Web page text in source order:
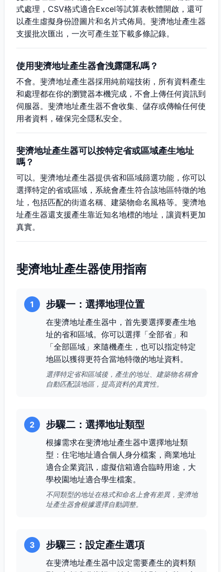
式處理，CSV格式適合Excel等試算表軟體開啟，還可
以產生虛擬身份證圖片和名片式佈局。斐濟地址產生器
支援批次匯出，一次可產生並下載多條記錄。
使用斐濟地址產生器會洩露隱私嗎？
不會。斐濟地址產生器採用純前端技術，所有資料產生
和處理都在你的瀏覽器本機完成，不會上傳任何資訊到
伺服器。斐濟地址產生器不會收集、儲存或傳輸任何使
用者資料，確保完全隱私安全。
斐濟地址產生器可以按特定省或區域產生地址
嗎？
可以。斐濟地址產生器提供省和區域篩選功能，你可以
選擇特定的省或區域，系統會產生符合該地區特徵的地
址，包括匹配的街道名稱、建築物命名風格等。斐濟地
址產生器還支援產生靠近知名地標的地址，讓資料更加
真實。
斐濟地址產生器使用指南
1 步驟一：選擇地理位置
在斐濟地址產生器中，首先要選擇要產生地
址的省和區域。你可以選擇「全部省」和
「全部區域」來隨機產生，也可以指定特定
地區以獲得更符合當地特徵的地址資料。
選擇特定省和區域後，產生的地址、建築物名稱會
自動匹配該地區，提高資料的真實性。
2 步驟二：選擇地址類型
根據需求在斐濟地址產生器中選擇地址類
型：住宅地址適合個人身分檔案，商業地址
適合企業資訊，虛擬信箱適合臨時用途，大
學校園地址適合學生檔案。
不同類型的地址在格式和命名上會有差異，斐濟地
址產生器會根據選擇自動調整。
3 步驟三：設定產生選項
在斐濟地址產生器中設定需要產生的資料類